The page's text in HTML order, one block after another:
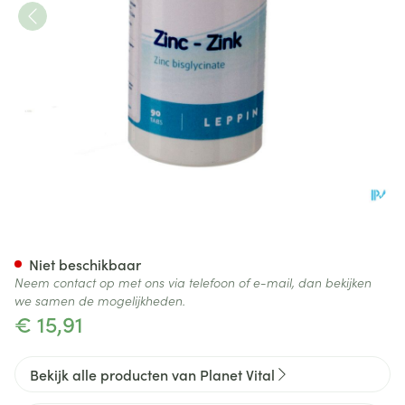
€ 15,91
Niet beschikbaar
Neem contact op met ons via telefoon of e-mail, dan bekijken
we samen de mogelijkheden.
Bekijk alle producten van Planet Vital